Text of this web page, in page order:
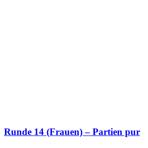
Runde 14 (Frauen) – Partien pur